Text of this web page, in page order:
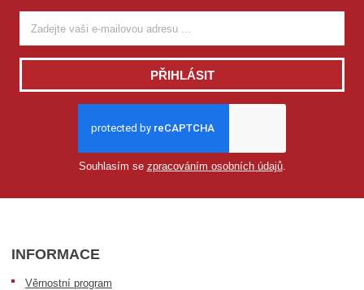
PŘIHLÁSIT
Souhlasím se zpracováním osobních údajů.
INFORMACE
Věrnostní program